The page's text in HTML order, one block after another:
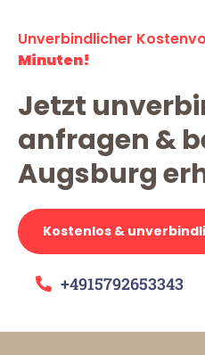
Unverbindlicher
Minuten!
Jetzt
anfragen &
Augsburg
Kostenlos &
+4915792653343